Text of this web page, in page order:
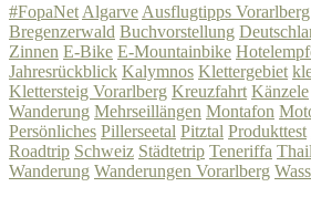
#FopaNet Algarve Ausflugtipps Vorarlberg
Bregenzerwald Buchvorstellung
Zinnen E-Bike E-Mountainbike
Jahresrückblick Kalymnos Klettergebiet
Klettersteig Vorarlberg Kreuzfahrt Känzele
Wanderung Mehrseillängen Montafon
Persönliches Pillerseetal Pitztal Produkttest
Roadtrip Schweiz Städtetrip Teneriffa
Wanderung Wanderungen Vorarlberg